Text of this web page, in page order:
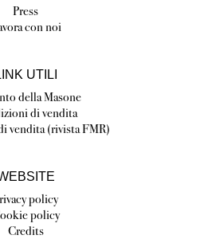
Press
con noi
UTILI
della Masone
di vendita
vendita (rivista FMR)
policy
policy
Credits